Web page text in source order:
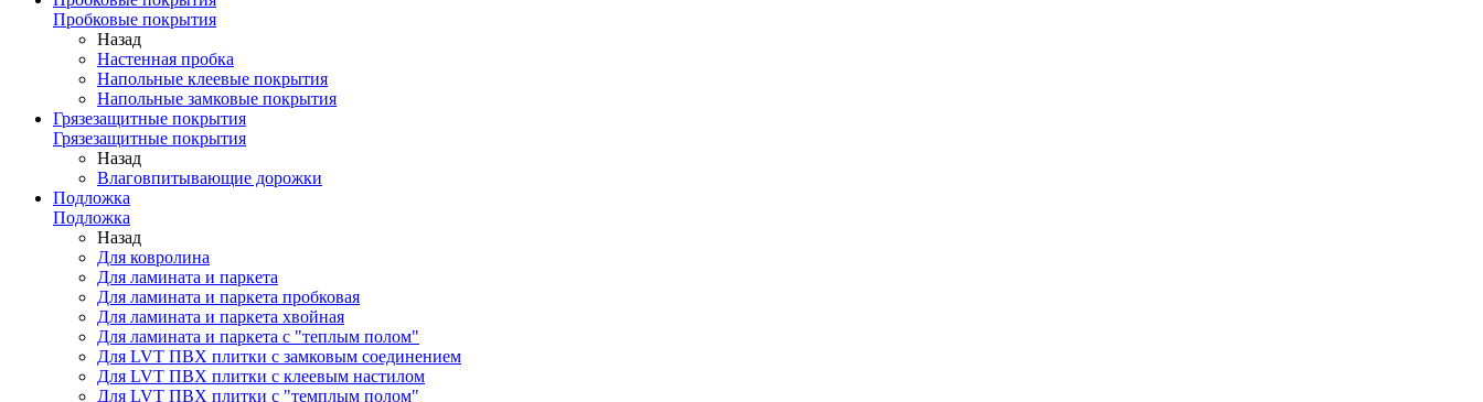
Пробковые покрытия
Назад
Настенная пробка
Напольные клеевые покрытия
Напольные замковые покрытия
Грязезащитные покрытия
Грязезащитные покрытия
Назад
Влаговпитывающие дорожки
Подложка
Подложка
Назад
Для ковролина
Для ламината и паркета
Для ламината и паркета пробковая
Для ламината и паркета хвойная
Для ламината и паркета с "теплым полом"
Для LVT ПВХ плитки с замковым соединением
Для LVT ПВХ плитки с клеевым настилом
Для LVT ПВХ плитки с "темплым полом"